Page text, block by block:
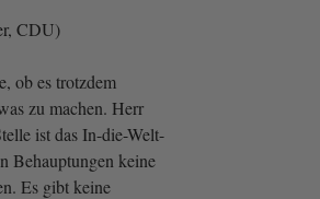
CDU)
ob es trotzdem
zu machen. Herr
ist das In-die-Welt-
Behauptungen keine
Es gibt keine